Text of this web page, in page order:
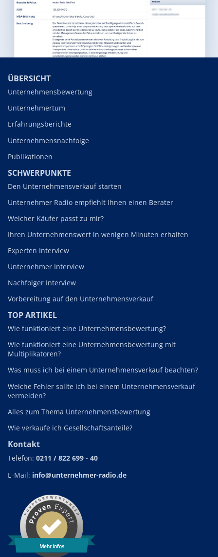
ÜBERSICHT
Unternehmensbewertung
Unternehmertum
Erfahrungsberichte
Unternehmensnachfolge
Publikationen
SCHWERPUNKTE
Den Unternehmensverkauf starten
Unternehmer Radio empfiehlt Ihnen einen Berater
Welcher Käufer passt zu mir?
Ihren Unternehmenswert in wenigen Minuten erhalten
Experten Interview
Unternehmer Interview
Nachfolger Interview
Vorbereitung auf den Unternehmensverkauf
TOP ARTIKEL
Wie funktioniert eine Unternehmensbewertung?
Wie funktioniert eine Unternehmensbewertung mit
Multiplikatoren?
Was muss ich bei einem Unternehmensverkauf beachten?
Welche Fehler sollte ich bei einem Unternehmensverkauf
vermeiden?
Alles zum Thema Unternehmensbewertung
Wie verkaufe ich Gesellschaftsanteile?
Kontakt
Telefon: 0211 / 822 699 - 40
E-Mail: info@unternehmer-radio.de
Mehr Infos